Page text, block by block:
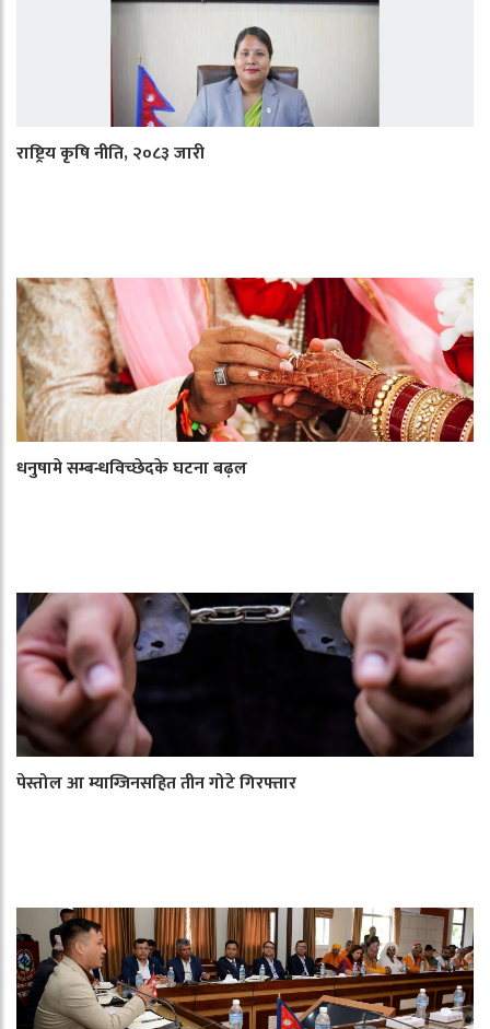
राष्ट्रिय कृषि नीति, २०८३ जारी
धनुषामे सम्बन्धविच्छेदके घटना बढ़ल
पेस्तोल आ म्याग्जिनसहित तीन गोटे गिरफ्तार